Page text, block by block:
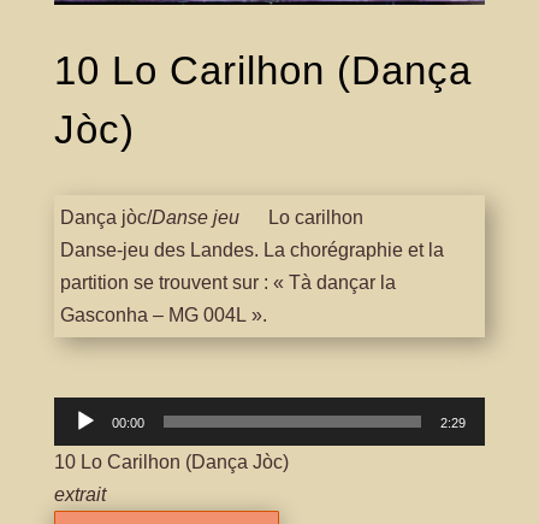
10 Lo Carilhon (Dança
Jòc)
Dança jòc/Danse jeu
Lo carilhon
Danse-jeu des Landes. La chorégraphie et la
partition se trouvent sur : « Tà dançar la
Gasconha – MG 004L ».
Lecteur
audio
00:00 2:29
10 Lo Carilhon (Dança Jòc)
extrait